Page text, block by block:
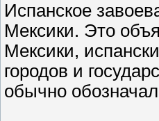
Испанское
Мексики. Это
Мексики,
городов и
обычно